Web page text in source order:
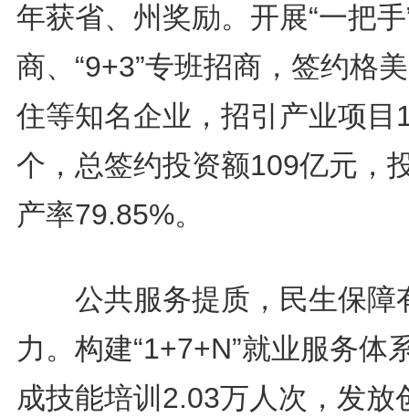
年获省、州奖励。开展“一把手
商、“9+3”专班招商，签约格
住等知名企业，招引产业项目
个，总签约投资额109亿元，
产率79.85%。
公共服务提质，民生保障
力。构建“1+7+N”就业服务体
成技能培训2.03万人次，发放